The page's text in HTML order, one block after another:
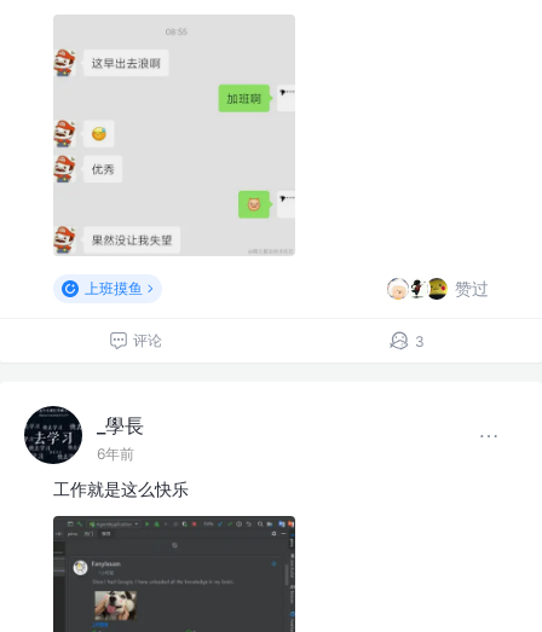
上班摸鱼 赞过
评论 3
_學長
6年前
工作就是这么快乐